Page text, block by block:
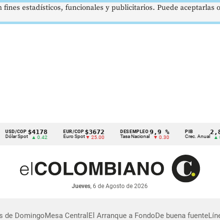
COP
Spot
$4178
▲ 0.42
EUR/COP
Euro Spot
$3672
▼ 25.00
DESEMPLEO
Tasa Nacional
9,9 %
▼ 0.30 Crec. Anual
2,8 %
▲ 0.10
Jueves, 6 de Agosto de 2026
de DomingoMesa Central El Arranque a FondoDe buena fuente
estadísticos, funcionales y publicitarios. Puede aceptarlas